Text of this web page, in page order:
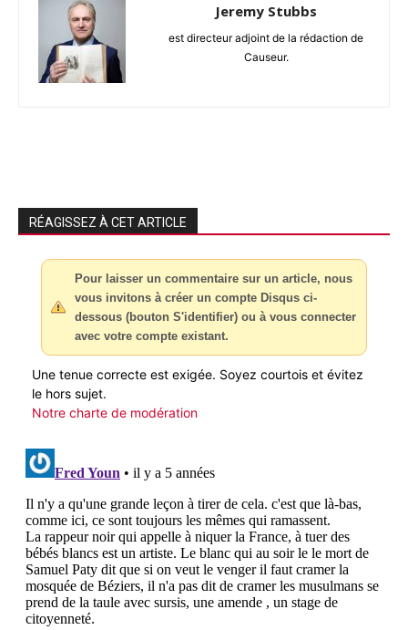
Jeremy Stubbs
est directeur adjoint de la rédaction de
Causeur.
RÉAGISSEZ À CET ARTICLE
Pour laisser un commentaire sur un article, nous
vous invitons à créer un compte Disqus ci-
dessous (bouton S'identifier) ou à vous connecter
avec votre compte existant.
Une tenue correcte est exigée. Soyez courtois et évitez
le hors sujet.
Notre charte de modération